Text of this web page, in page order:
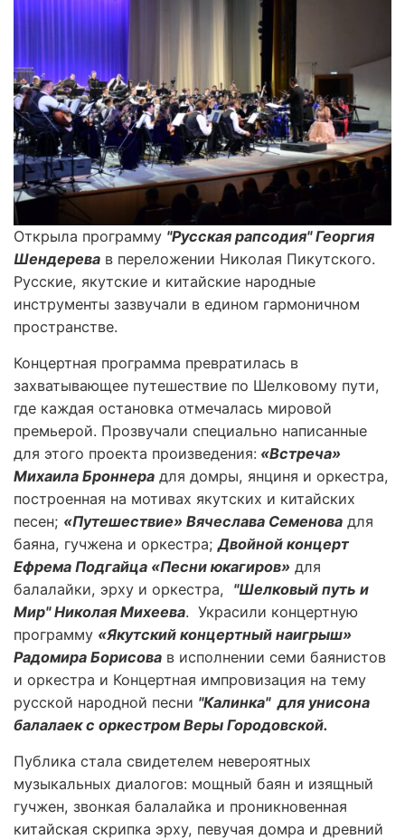
Открыла программу "Русская рапсодия" Георгия
Шендерева в переложении Николая Пикутского.
Русские, якутские и китайские народные
инструменты зазвучали в едином гармоничном
пространстве.
Концертная программа превратилась в
захватывающее путешествие по Шелковому пути,
где каждая остановка отмечалась мировой
премьерой. Прозвучали специально написанные
для этого проекта произведения: «Встреча»
Михаила Броннера для домры, янциня и оркестра,
построенная на мотивах якутских и китайских
песен; «Путешествие» Вячеслава Семенова для
баяна, гучжена и оркестра; Двойной концерт
Ефрема Подгайца «Песни юкагиров» для
балалайки, эрху и оркестра, "Шелковый путь и
Мир" Николая Михеева. Украсили концертную
программу «Якутский концертный наигрыш»
Радомира Борисова в исполнении семи баянистов
и оркестра и Концертная импровизация на тему
русской народной песни "Калинка" для унисона
балалаек с оркестром Веры Городовской.
Публика стала свидетелем невероятных
музыкальных диалогов: мощный баян и изящный
гучжен, звонкая балалайка и проникновенная
китайская скрипка эрху, певучая домра и древний